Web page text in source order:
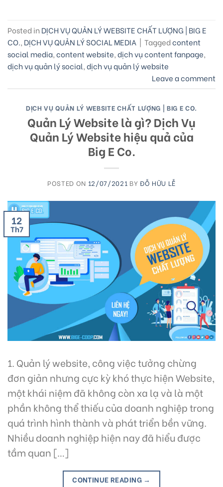
Posted in DỊCH VỤ QUẢN LÝ WEBSITE CHẤT LƯỢNG | BIG E
CO., DỊCH VỤ QUẢN LÝ SOCIAL MEDIA | Taggedcontent
social media,content website,dịch vụ content fanpage,
dịch vụ quản lý social,dịch vụ quản lý website
Leave a comment
DỊCH VỤ QUẢN LÝ WEBSITE CHẤT LƯỢNG | BIG E CO.
Quản Lý Website là gì? Dịch Vụ
Quản Lý Website hiệu quả của
Big E Co.
POSTED ON 12/07/2021 BYĐỖ HỮU LỄ
12
Th7
1. Quản lý website, công việc tưởng chừng
đơn giản nhưng cực kỳ khó thực hiện Website,
một khái niệm đã không còn xa lạ và là một
phần không thể thiếu của doanh nghiệp trong
quá trình hình thành và phát triển bền vững.
Nhiều doanh nghiệp hiện nay đã hiểu được
tầm quan […]
CONTINUE READING →